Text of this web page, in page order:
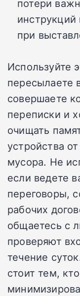
потери
инструкций
при
Используйте
пересылаете
совершаете
переписки и
очищать
устройства
мусора. Не
если ведете
переговоры,
рабочих
общаетесь с
проверяют
течение
стоит тем,